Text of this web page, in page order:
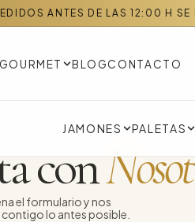
BLOGCONTACTO
JAMONES PALETAS
ANTES DE LAS 12:00 H SE
con
el formulario y nos
lo antes posible.